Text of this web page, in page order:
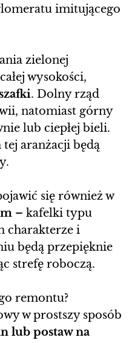
imitującego
zielonej
wysokości,
. Dolny rząd
natomiast górny
lub ciepłej bieli.
aranżacji będą
się również w
– kafelki typu
charakterze i
będą przepięknie
strefę roboczą.
remontu?
w prostszy sposób
lub postaw na